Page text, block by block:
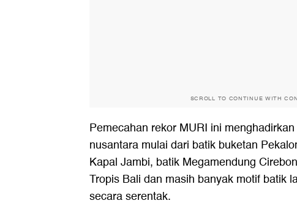
SCROLL TO CONTINUE WITH
Pemecahan rekor MURI ini
nusantara mulai dari batik buketan
Kapal Jambi, batik Megamendung
Tropis Bali dan masih banyak motif batik
secara serentak.